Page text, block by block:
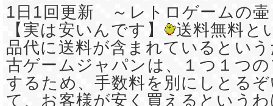
1日1回更新 ～レトロゲームの壷
【実は安いんです】
送料無料と
品代に送料が含まれているとい
古ゲームジャパンは、１つ１つ
するため、手数料を別にしとる
て、お客様が安く買えるという